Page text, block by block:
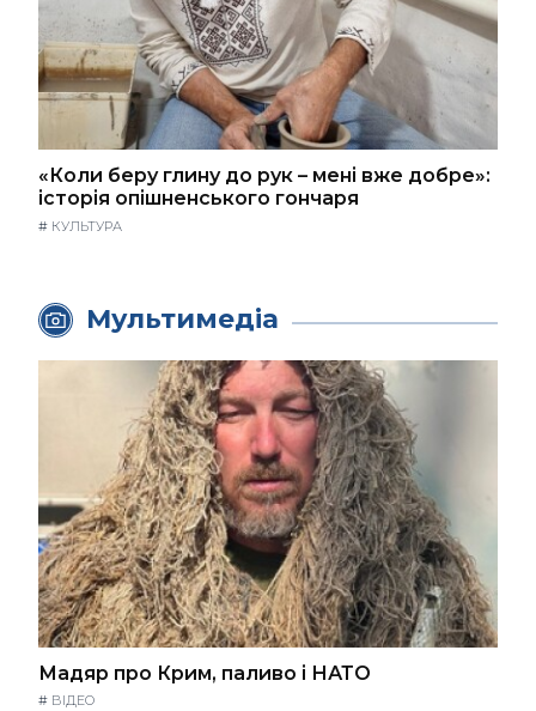
«Коли беру глину до рук – мені вже добре»:
історія опішненського гончаря
# КУЛЬТУРА
Мультимедіа
Мадяр про Крим, паливо і НАТО
# ВІДЕО